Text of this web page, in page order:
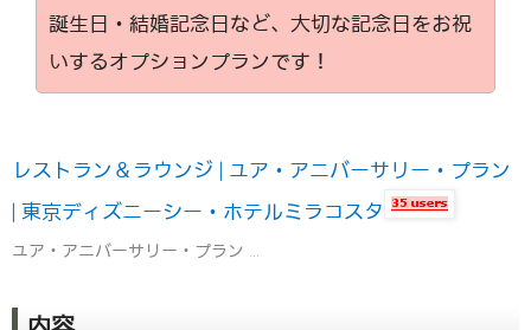
誕生日・結婚記念日など、大切な記念日をお祝
いするオプションプランです！
レストラン＆ラウンジ | ユア・アニバーサリー・プラン
| 東京ディズニーシー・ホテルミラコスタ
ユア・アニバーサリー・プラン ...